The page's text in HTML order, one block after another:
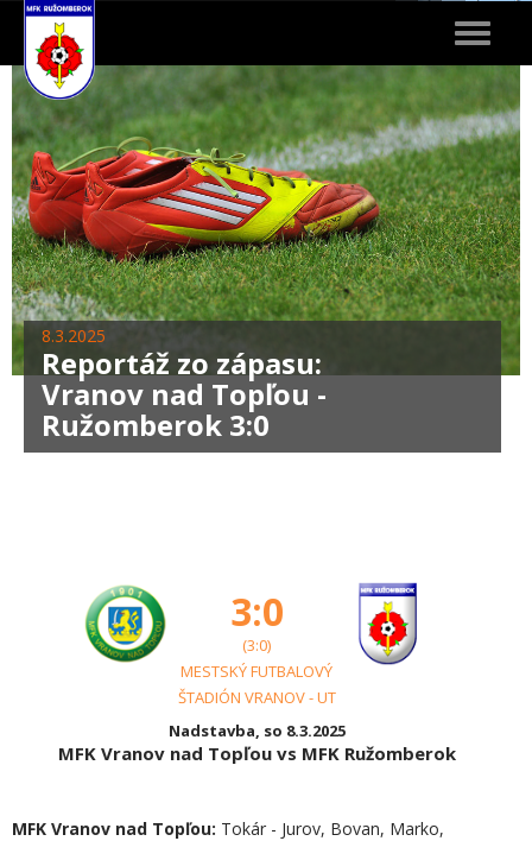
Toggle
8.3.2025
Reportáž zo zápasu:
Vranov nad Topľou -
Ružomberok 3:0
3:0
(3:0)
MESTSKÝ FUTBALOVÝ
ŠTADIÓN VRANOV - UT
Nadstavba, so 8.3.2025
MFK Vranov nad Topľou vs MFK Ružomberok
MFK Vranov nad Topľou: Tokár - Jurov, Bovan, Marko,